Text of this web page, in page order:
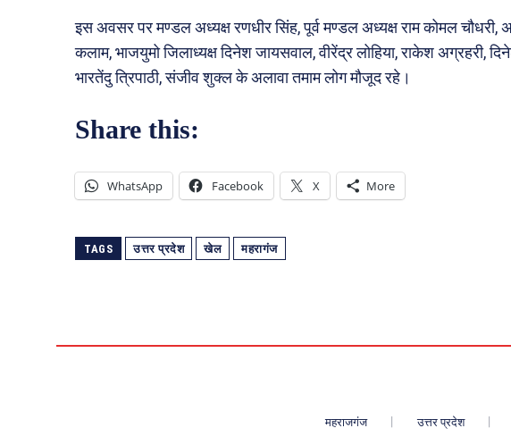
इस अवसर पर मण्डल अध्यक्ष रणधीर सिंह, पूर्व मण्डल अध्यक्ष राम कोमल चौधरी,
कलाम, भाजयुमो जिलाध्यक्ष दिनेश जायसवाल, वीरेंद्र लोहिया, राकेश अग्रहरी,
भारतेंदु त्रिपाठी, संजीव शुक्ल के अलावा तमाम लोग मौजूद रहे।
Share this:
WhatsApp Facebook X More
TAGS उत्तर प्रदेश खेल महरागंज
महराजगंज उत्तर प्रदेश